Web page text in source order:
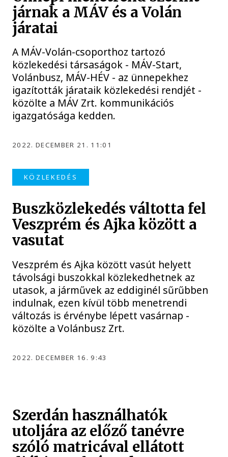
járnak a MÁV és a Volán
járatai
A MÁV-Volán-csoporthoz tartozó
közlekedési társaságok - MÁV-Start,
Volánbusz, MÁV-HÉV - az ünnepekhez
igazították járataik közlekedési rendjét -
közölte a MÁV Zrt. kommunikációs
igazgatósága kedden.
2022. DECEMBER 21. 11:01
KÖZLEKEDÉS
Buszközlekedés váltotta fel
Veszprém és Ajka között a
vasutat
Veszprém és Ajka között vasút helyett
távolsági buszokkal közlekedhetnek az
utasok, a járművek az eddiginél sűrűbben
indulnak, ezen kívül több menetrendi
változás is érvénybe lépett vasárnap -
közölte a Volánbusz Zrt.
2022. DECEMBER 16. 9:43
Szerdán használhatók
utoljára az előző tanévre
szóló matricával ellátott